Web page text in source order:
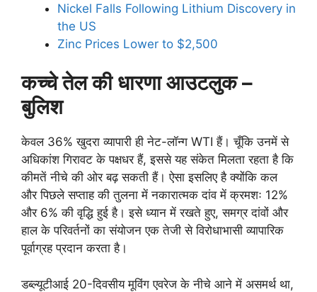
Nickel Falls Following Lithium Discovery in
the US
Zinc Prices Lower to $2,500
कच्चे तेल की धारणा आउटलुक –
बुलिश
केवल 36% खुदरा व्यापारी ही नेट-लॉन्ग WTI हैं। चूँकि उनमें से
अधिकांश गिरावट के पक्षधर हैं, इससे यह संकेत मिलता रहता है कि
कीमतें नीचे की ओर बढ़ सकती हैं। ऐसा इसलिए है क्योंकि कल
और पिछले सप्ताह की तुलना में नकारात्मक दांव में क्रमशः 12%
और 6% की वृद्धि हुई है। इसे ध्यान में रखते हुए, समग्र दांवों और
हाल के परिवर्तनों का संयोजन एक तेजी से विरोधाभासी व्यापारिक
पूर्वाग्रह प्रदान करता है।
डब्ल्यूटीआई 20-दिवसीय मूविंग एवरेज के नीचे आने में असमर्थ था,